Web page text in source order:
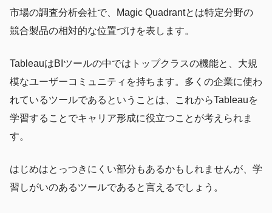
市場の調査分析会社で、Magic Quadrantとは特定分野の
競合製品の相対的な位置づけを表します。
TableauはBIツールの中ではトップクラスの機能と、大規
模なユーザーコミュニティを持ちます。多くの企業に使わ
れているツールであるということは、これからTableauを
学習することでキャリア形成に役立つことが考えられま
す。
はじめはとっつきにくい部分もあるかもしれませんが、学
習しがいのあるツールであると言えるでしょう。